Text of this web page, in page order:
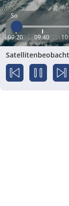
So
09:20 09:40